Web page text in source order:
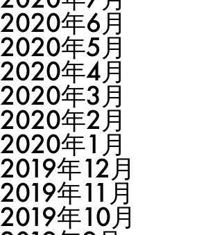
2020年6月
2020年5月
2020年4月
2020年3月
2020年2月
2020年1月
2019年12月
2019年11月
2019年10月